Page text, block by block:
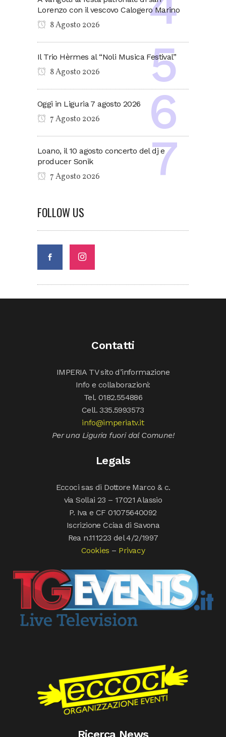
Lorenzo con il vescovo Calogero Marino
8 Agosto 2026
Il Trio Hèrmes al “Noli Musica Festival”
8 Agosto 2026
Oggi in Liguria 7 agosto 2026
7 Agosto 2026
Loano, il 10 agosto concerto del dj e
producer Sonik
7 Agosto 2026
FOLLOW US
Contatti
IMPERIA TV sito d’informazione
Info e collaborazioni:
Tel. 0182.554886
Cell. 335.5993573
info@imperiatv.it
Per una Liguria fuori dal Comune!
Legals
Eccoci sas di Dottore Marco & c.
via Sollai 23 – 17021 Alassio
P. Iva e CF 01075640092
Iscrizione Cciaa di Savona
Rea n.111223 del 4/2/1997
Cookies – Privacy
Ricerca News